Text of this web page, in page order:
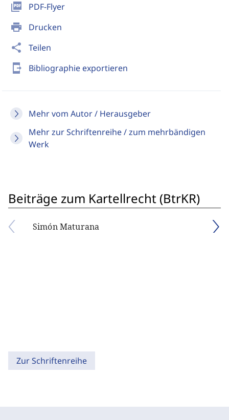
picture_as_pdf PDF-Flyer
print Drucken
share Teilen
send_to_mobile Bibliographie exportieren
Mehr vom Autor / Herausgeber
Mehr zur Schriftenreihe / zum mehrbändigen
Werk
Beiträge zum Kartellrecht (BtrKR)
Simón Maturana
Zur Schriftenreihe